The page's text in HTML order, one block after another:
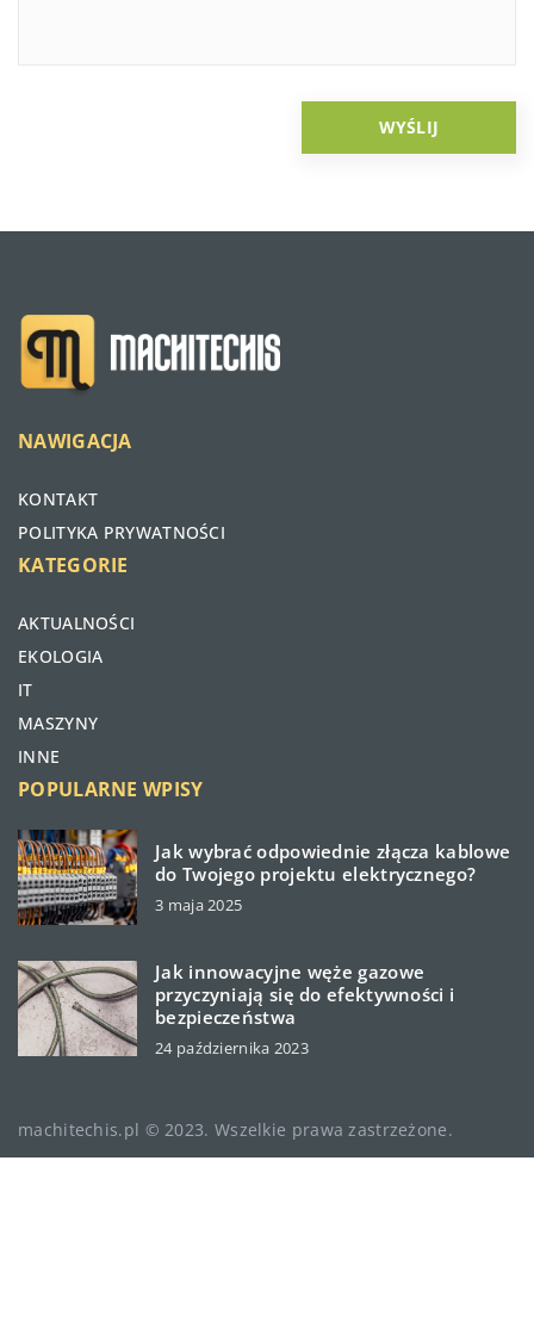
NAWIGACJA
KONTAKT
POLITYKA PRYWATNOŚCI
KATEGORIE
AKTUALNOŚCI
EKOLOGIA
IT
MASZYNY
INNE
POPULARNE WPISY
Jak wybrać odpowiednie złącza kablowe
do Twojego projektu elektrycznego?
3 maja 2025
Jak innowacyjne węże gazowe
przyczyniają się do efektywności i
bezpieczeństwa
24 października 2023
machitechis.pl © 2023. Wszelkie prawa zastrzeżone.